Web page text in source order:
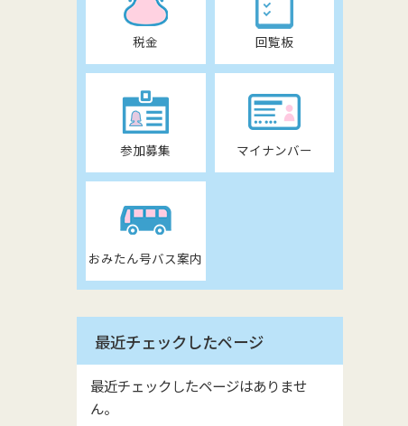
税金 回覧板
参加募集 マイナンバー
おみたん号バス案内
最近チェックしたページ
最近チェックしたページはありませ
ん。